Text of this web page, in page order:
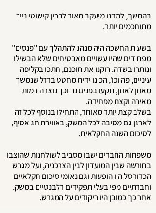
בהמשך, למדנו מיעקב מאור להכין קישוטי נייר
מתוחכמים יותר.
בשעות החשכה היה מנהג להתהלך עם "פנסים"
מפחידים שהיו עשויים מאבטיחים שלא הבשילו
ונותרו בשדה. רוקנו את תוכנם, חתכו בקליפה
עיניים, פה וכו', הכינו ידית מחטט ברזל שנמשך
מאוזן לאוזן, תקעו בפנים נר וכך נוצרה דמות
מאירה וקצת מפחידה.
בשלב קצת יותר מאוחר, התחילו בנוסף לכל זה
לארגן גם מסיבה לכל המשק, באווירת חג אסיף,
לסיכום השנה החקלאית.
משפחות החברים ישבו מסביב לשולחנות שהוצבו
בחורשה שבין המועדון לבין הצרכניה, ועל מגרש
הכדורסל היו הופעות וגם נאומי סיכום חקלאיים
וחברתיים מפי בעלי תפקידים רלבנטיים במשק.
אחר כך כמובן היו ריקודים על המגרש.